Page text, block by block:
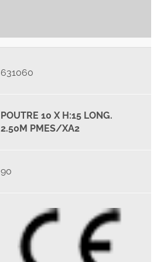
631060
POUTRE 10 X H:15 LONG.
2.50M PMES/XA2
90